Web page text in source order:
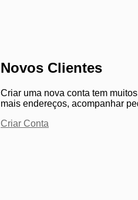
Novos Clientes
Criar uma nova conta tem
mais endereços, acompanhar
Criar Conta